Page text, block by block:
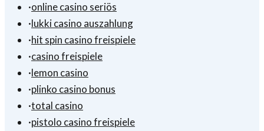
·online casino seriös
·lukki casino auszahlung
·hit spin casino freispiele
·casino freispiele
·lemon casino
·plinko casino bonus
·total casino
·pistolo casino freispiele